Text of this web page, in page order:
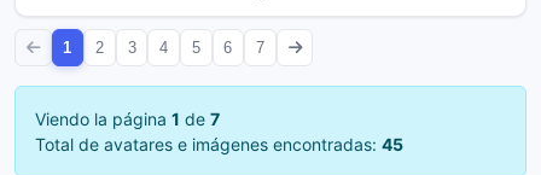
1 2 3 4 5 6 7
Viendo la página 1 de 7
Total de avatares e imágenes encontradas: 45